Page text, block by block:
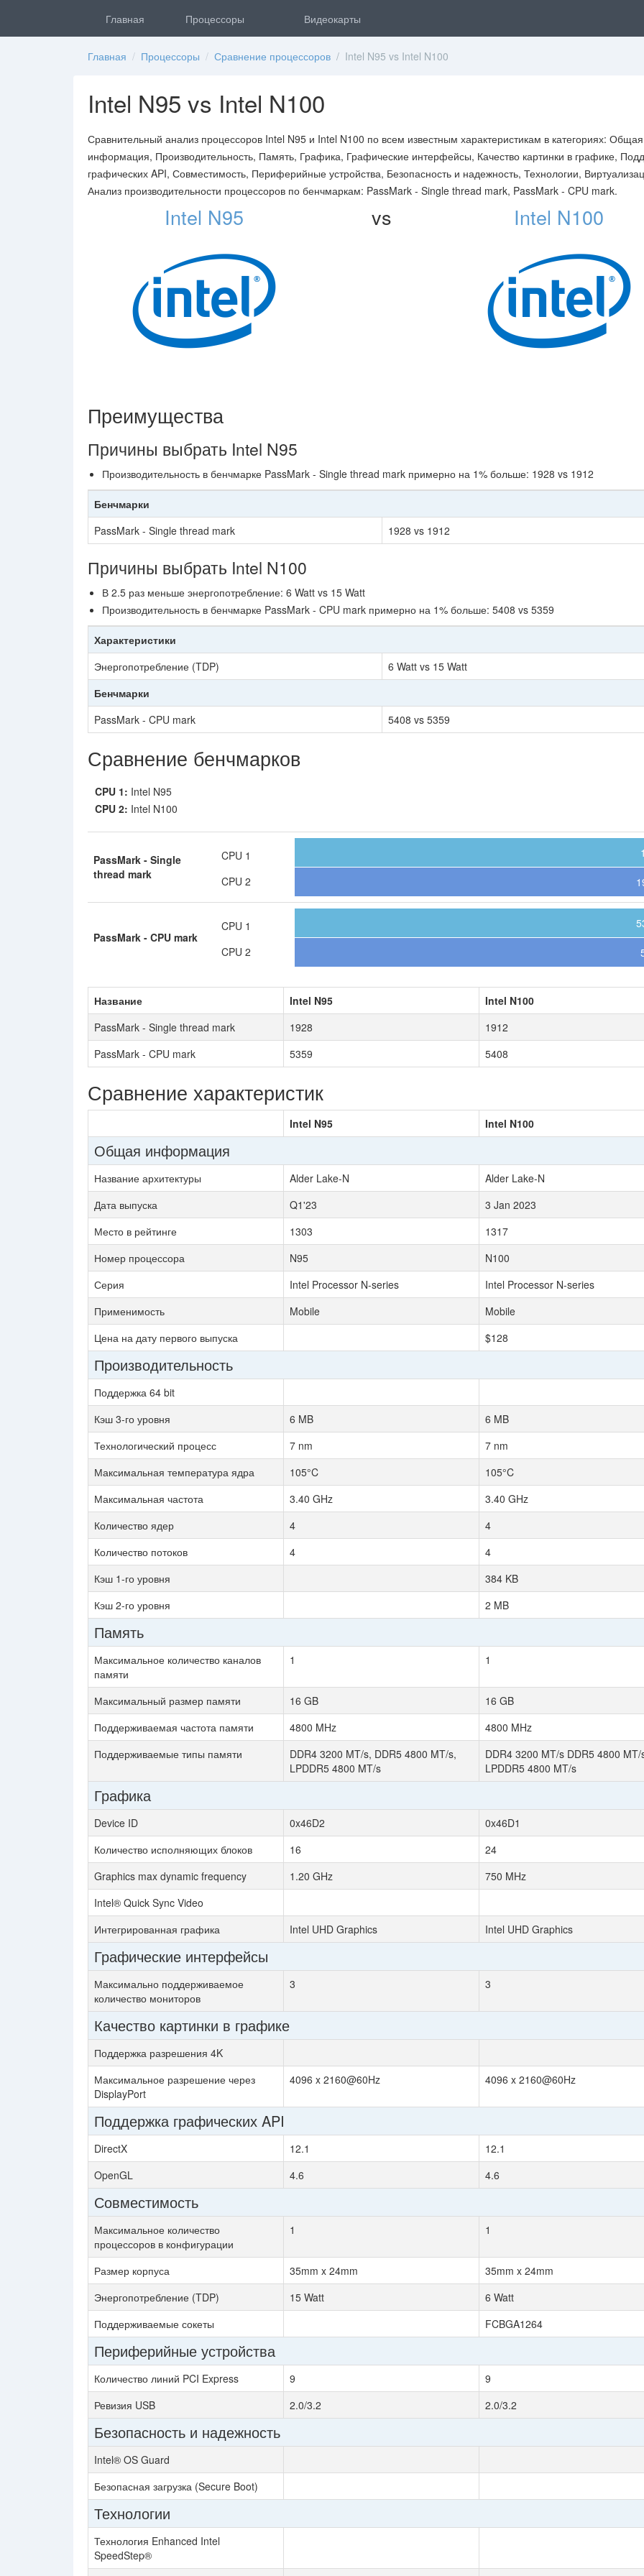
Главная Процессоры Видеокарты
Главная / Процессоры / Сравнение процессоров / Intel N95 vs Intel N100
Intel N95 vs Intel N100
Сравнительный анализ процессоров Intel N95 и Intel N100 по всем известным характеристикам в категориях: Общая
информация, Производительность, Память, Графика, Графические интерфейсы, Качество картинки в графике,
графических API, Совместимость, Периферийные устройства, Безопасность и надежность, Технологии,
Анализ производительности процессоров по бенчмаркам: PassMark - Single thread mark, PassMark - CPU mark.
Intel N95 vs Intel N100
Преимущества
Причины выбрать Intel N95
Производительность в бенчмарке PassMark - Single thread mark примерно на 1% больше: 1928 vs 1912
Бенчмарки
PassMark - Single thread mark
1928 vs 1912
Причины выбрать Intel N100
В 2.5 раз меньше энергопотребление: 6 Watt vs 15 Watt
Производительность в бенчмарке PassMark - CPU mark примерно на 1% больше: 5408 vs 5359
Характеристики
Энергопотребление (TDP)
6 Watt vs 15 Watt
Бенчмарки
PassMark - CPU mark
5408 vs 5359
Сравнение бенчмарков
CPU 1: Intel N95
CPU 2: Intel N100
PassMark - Single
thread mark
CPU 1
CPU 2
PassMark - CPU mark
CPU 1
CPU 2
Название Intel N95
Intel N100
PassMark - Single thread mark
1928
1912
PassMark - CPU mark
5359 5408
Сравнение характеристик
Intel N95 Intel N100
Общая информация
Название архитектуры Alder Lake-N
Alder Lake-N
Дата выпуска
Q1'23
3 Jan 2023
Место в рейтинге
1303
1317
Номер процессора
N95
N100
Серия
Intel Processor N-series
Intel Processor N-series
Применимость
Mobile
Mobile
Цена на дату первого выпуска
$128
Производительность
Поддержка 64 bit
Кэш 3-го уровня
6 MB
6 MB
Технологический процесс
7 nm
7 nm
Максимальная температура ядра
105°C
105°C
Максимальная частота
3.40 GHz
3.40 GHz
Количество ядер
4
4
Количество потоков
4
4
Кэш 1-го уровня
384 KB
Кэш 2-го уровня
2 MB
Память
Максимальное количество каналов
памяти
1 1
Максимальный размер памяти 16 GB
16 GB
Поддерживаемая частота памяти
4800 MHz
4800 MHz
Поддерживаемые типы памяти
DDR4 3200 MT/s, DDR5 4800 MT/s,
LPDDR5 4800 MT/s
DDR4 3200 MT/s DDR5 4800 MT/
LPDDR5 4800 MT/s
Графика
Device ID 0x46D2
0x46D1
Количество исполняющих блоков
16
24
Graphics max dynamic frequency
1.20 GHz
750 MHz
Intel® Quick Sync Video
Интегрированная графика
Intel UHD Graphics Intel UHD Graphics
Графические интерфейсы
Максимально поддерживаемое
количество мониторов
3 3
Качество картинки в графике
Поддержка разрешения 4K
Максимальное разрешение через
DisplayPort
4096 x 2160@60Hz 4096 x 2160@60Hz
Поддержка графических API
DirectX 12.1
12.1
OpenGL
4.6 4.6
Совместимость
Максимальное количество
процессоров в конфигурации
1 1
Размер корпуса 35mm x 24mm
35mm x 24mm
Энергопотребление (TDP)
15 Watt
6 Watt
Поддерживаемые сокеты
FCBGA1264
Периферийные устройства
Количество линий PCI Express 9
9
Ревизия USB
2.0/3.2 2.0/3.2
Безопасность и надежность
Intel® OS Guard
Безопасная загрузка (Secure Boot)
Технологии
Технология Enhanced Intel
SpeedStep®